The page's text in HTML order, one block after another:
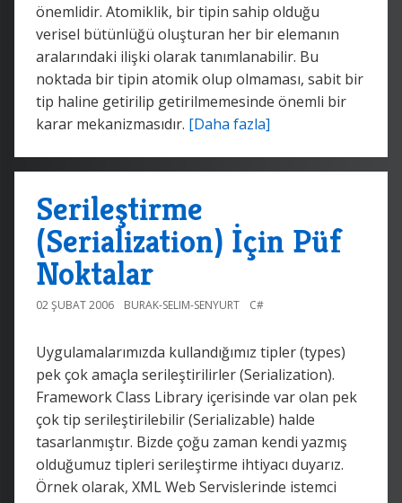
önemlidir. Atomiklik, bir tipin sahip olduğu
verisel bütünlüğü oluşturan her bir elemanın
aralarındaki ilişki olarak tanımlanabilir. Bu
noktada bir tipin atomik olup olmaması, sabit bir
tip haline getirilip getirilmemesinde önemli bir
karar mekanizmasıdır. [Daha fazla]
Serileştirme
(Serialization) İçin Püf
Noktalar
02 ŞUBAT 2006 BURAK-SELIM-SENYURT C#
Uygulamalarımızda kullandığımız tipler (types)
pek çok amaçla serileştirilirler (Serialization).
Framework Class Library içerisinde var olan pek
çok tip serileştirilebilir (Serializable) halde
tasarlanmıştır. Bizde çoğu zaman kendi yazmış
olduğumuz tipleri serileştirme ihtiyacı duyarız.
Örnek olarak, XML Web Servislerinde istemci